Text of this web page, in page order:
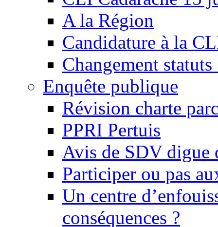
A la Région
Candidature à la
Changement
Enquête publique
Révision charte
PPRI Pertuis
Avis de SDV digue
Participer ou pas
Un centre
conséquences ?